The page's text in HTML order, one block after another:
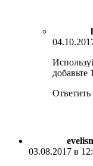
добавьте
Ответить
03.08.2017 в